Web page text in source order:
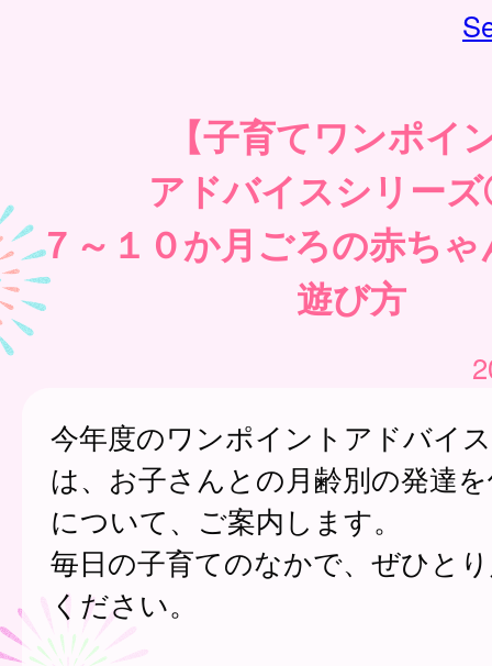
【子育てワンポイ
アドバイスシリー
７～１０か月ごろの赤ち
遊び方
今年度のワンポイントアドバイ
は、お子さんとの月齢別の発達
について、ご案内します。
毎日の子育てのなかで、ぜひと
ください。